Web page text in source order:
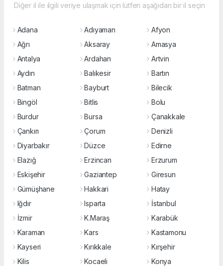
Diğer il ile ilgili veriye ulaşmak için lütfen aşağıdan bir il seçin
Adana Adıyaman
Afyon
Ağrı
Aksaray
Amasya
Antalya
Ardahan
Artvin
Aydın
Balıkesir
Bartın
Batman
Bayburt
Bilecik
Bingöl
Bitlis
Bolu
Burdur
Bursa
Çanakkale
Çankırı
Çorum
Denizli
Diyarbakır
Düzce
Edirne
Elazığ
Erzincan
Erzurum
Eskişehir
Gaziantep
Giresun
Gümüşhane
Hakkari
Hatay
Iğdır
Isparta
İstanbul
İzmir
K.Maraş
Karabük
Karaman
Kars
Kastamonu
Kayseri
Kırıkkale
Kırşehir
Kilis
Kocaeli
Konya